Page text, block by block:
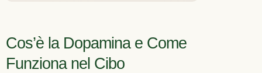
Cos’è la Dopamina e Come
Funziona nel Cibo